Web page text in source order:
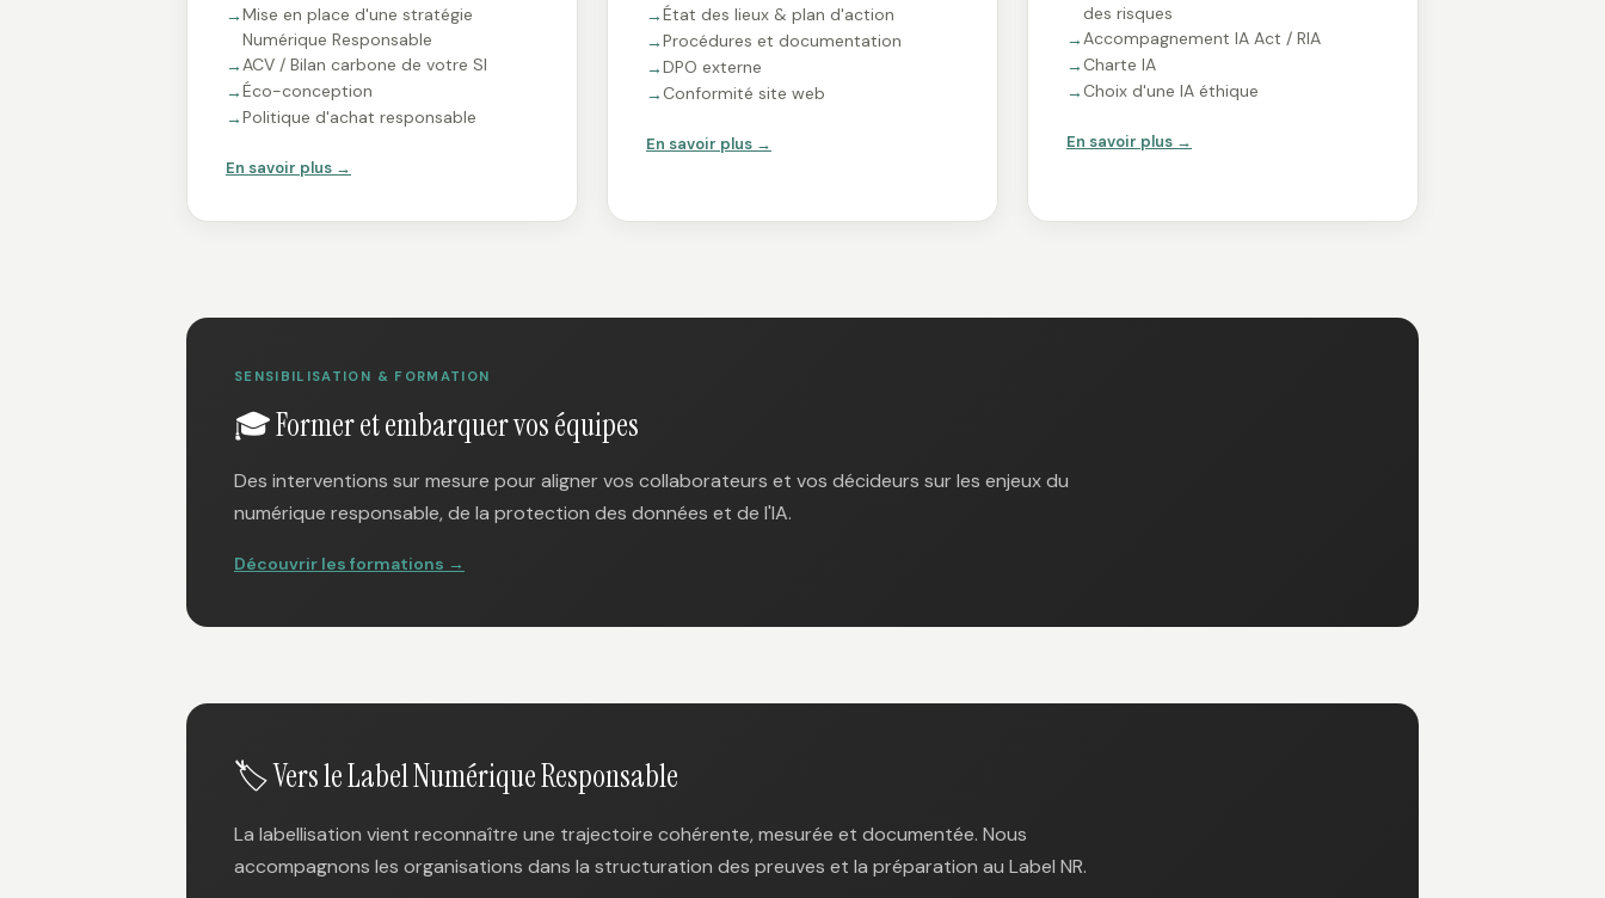
Mise en place d'une stratégie
Numérique Responsable
ACV / Bilan carbone de votre SI
Éco-conception
Politique d'achat responsable
En savoir plus →
État des lieux & plan d'action
Procédures et documentation
DPO externe
Conformité site web
En savoir plus →
des risques
Accompagnement IA Act / RIA
Charte IA
Choix d'une IA éthique
En savoir plus →
SENSIBILISATION & FORMATION
🎓 Former et embarquer vos équipes
Des interventions sur mesure pour aligner vos collaborateurs et vos décideurs sur les enjeux du
numérique responsable, de la protection des données et de l'IA.
Découvrir les formations →
🏷️ Vers le Label Numérique Responsable
La labellisation vient reconnaître une trajectoire cohérente, mesurée et documentée. Nous
accompagnons les organisations dans la structuration des preuves et la préparation au Label NR.